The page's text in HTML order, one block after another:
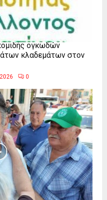
ογκωδών
κλαδεμάτων στον
0